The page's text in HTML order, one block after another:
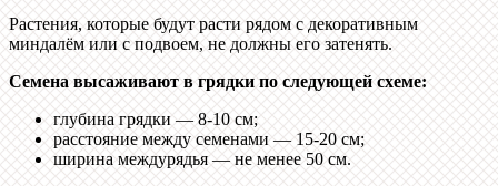
Растения, которые будут расти рядом с декоративным
миндалём или с подвоем, не должны его затенять.
Семена высаживают в грядки по следующей схеме:
глубина грядки — 8-10 см;
расстояние между семенами — 15-20 см;
ширина междурядья — не менее 50 см.